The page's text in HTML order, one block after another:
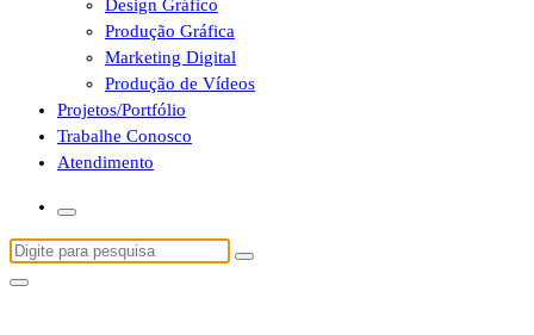
Design Gráfico
Produção Gráfica
Marketing Digital
Produção de Vídeos
Projetos/Portfólio
Trabalhe Conosco
Atendimento
Pesquisa
por: